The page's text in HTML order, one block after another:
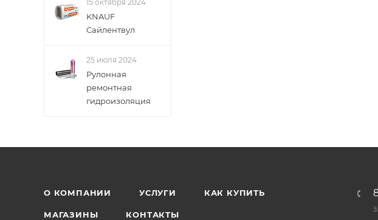
15 октября 2024
KNAUF
Сайлентвул
25 июля 2024
Рулонная
ремонтная
гидроизоляция
О КОМПАНИИ УСЛУГИ КАК КУПИТЬ
МАГАЗИНЫ КОНТАКТЫ